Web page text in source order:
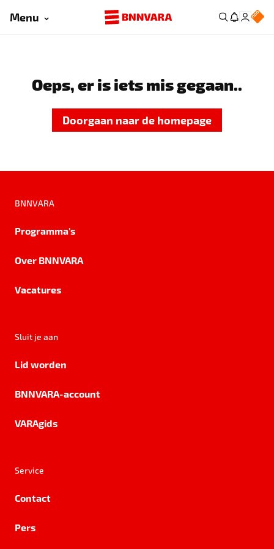
Menu
Oeps, er is iets mis gegaan..
Doorgaan naar de homepage
BNNVARA
Programma's
Over BNNVARA
Vacatures
Sluit je aan
Lid worden
BNNVARA-account
VARAgids
Service
Contact
Pers